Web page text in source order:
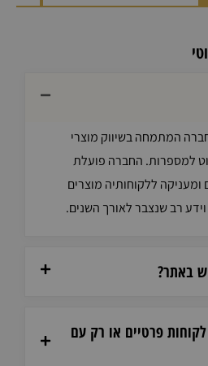
המתמחה בשיווק מוצרי
למספרות. החברה פועלת
בתחום ומעניקה ללקוחותיה מוצרים
וידע רב שנצבר לאורך השנים.
באתר?
פרטיים או רק עם